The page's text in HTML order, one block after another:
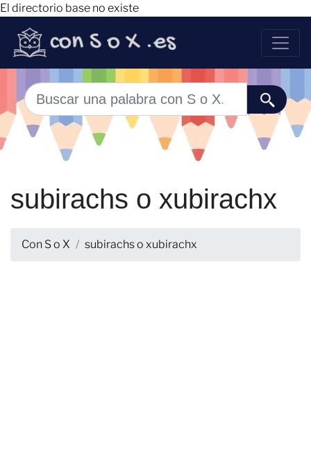
El directorio base no existe
subirachs o xubirachx
Con S o X subirachs o xubirachx